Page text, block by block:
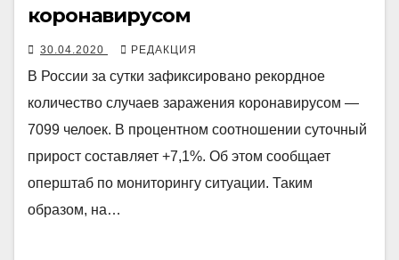
коронавирусом
30.04.2020 РЕДАКЦИЯ
В России за сутки зафиксировано рекордное
количество случаев заражения коронавирусом —
7099 челоек. В процентном соотношении суточный
прирост составляет +7,1%. Об этом сообщает
оперштаб по мониторингу ситуации. Таким
образом, на…